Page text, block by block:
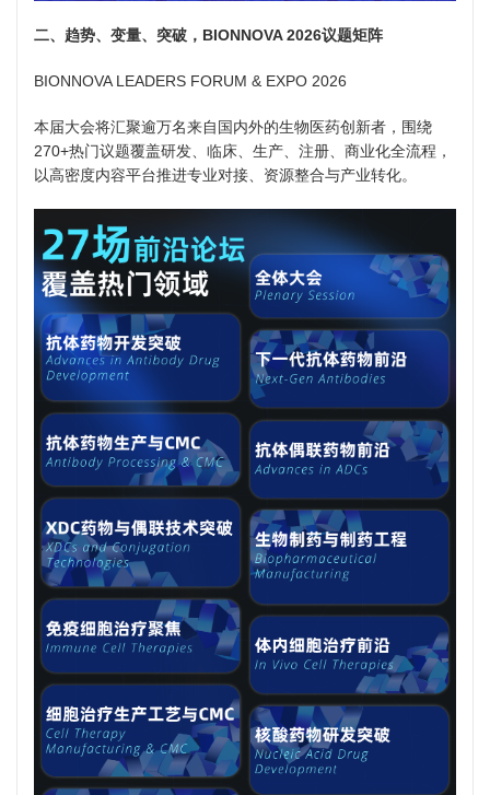
二、趋势、变量、突破，BIONNOVA 2026议题矩阵
BIONNOVA LEADERS FORUM & EXPO 2026
本届大会将汇聚逾万名来自国内外的生物医药创新者，围绕
270+热门议题覆盖研发、临床、生产、注册、商业化全流程，
以高密度内容平台推进专业对接、资源整合与产业转化。